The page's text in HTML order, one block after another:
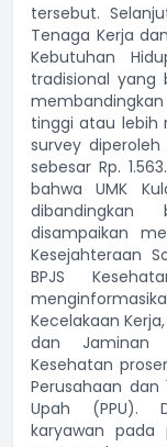
tersebut.
Tenaga Kerja
Kebutuhan
tradisional yang
tinggi atau lebih
survey diperoleh
sebesar Rp.
bahwa UMK
dibandingkan
disampaikan
Kesejahteraan
BPJS
Kecelakaan
dan Jaminan
Kesehatan
Perusahaan dan
Upah (PPU).
karyawan pada